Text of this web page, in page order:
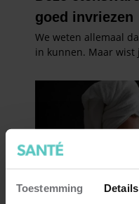
Toestemming Details